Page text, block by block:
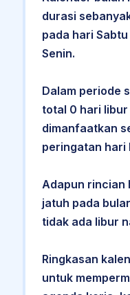
durasi
pada hari
Senin.
Dalam periode
total 0 hari
dimanfaatkan
peringatan hari
Adapun rincian
jatuh pada
tidak ada libur
Ringkasan
untuk